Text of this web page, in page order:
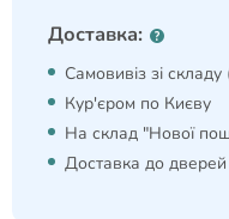
Доставка:
Самовивіз зі складу
Кур'єром по Києву
На склад "Нової
Доставка до дверей